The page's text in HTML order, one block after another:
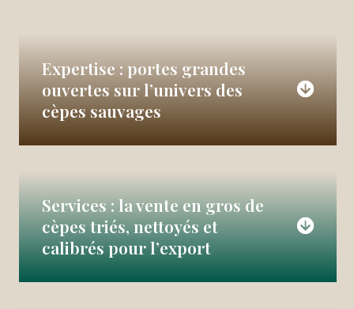
Expertise : portes grandes
ouvertes sur l’univers des
cèpes sauvages
Services : la vente en gros de
cèpes triés, nettoyés et
calibrés pour l’export